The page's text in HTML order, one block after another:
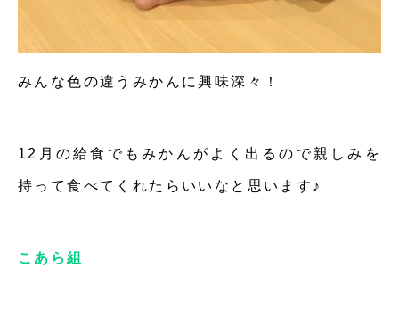
みんな色の違うみかんに興味深々！
12月の給食でもみかんがよく出るので親しみを
持って食べてくれたらいいなと思います♪
こあら組